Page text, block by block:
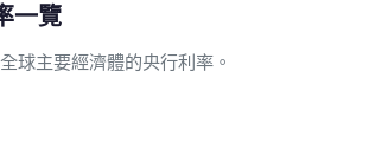
一覽
球主要經濟體的央行利率。